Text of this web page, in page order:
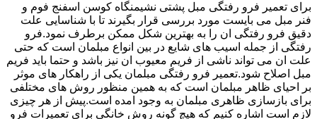
برای تعمیر فرو رفتگی مبل پشتی نشیمنگاه کوسن اسفنج فوم و
فنر مبل می بایست مورد بررسی قرار بگیرند تا با شناسایی علت
دقیق فرو رفتگی ان را به بهترین شکل ممکن برطرف نمود.فرو
رفتگی از جمله اسیب های شایع در بین انواع مبلمان است که حتی
علت ان می تواند ناشی از فریم معیوب ان نیز باشد و حتما باید فریم
مبل اصلاح شود.تعمیر فرو رفتگی مبلمان یکی از راهکار های موثر
بر احیای ظاهر مبلمان است که به همین منظور روش های مختلفی
برای بازسازی ظاهری مبلمان به وجود امده است.پیش از هر چیزی
لازم است اشاره کنیم که هیچ گونه روش خانگی برای تعمیرات فرو